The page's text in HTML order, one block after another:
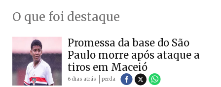
O que foi destaque
Promessa da base do São
Paulo morre após ataque a
tiros em Maceió
6 dias atrás perda